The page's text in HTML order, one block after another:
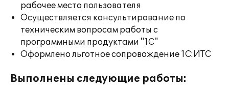
рабочее место пользователя
Осуществляется консультирование по
техническим вопросам работы с
программными продуктами "1С"
Оформлено льготное сопровождение 1С:ИТС
Выполнены следующие работы: